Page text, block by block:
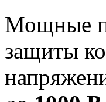
Мощные
защиты